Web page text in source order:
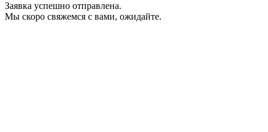
Заявка успешно отправлена.
Мы скоро свяжемся с вами, ожидайте.